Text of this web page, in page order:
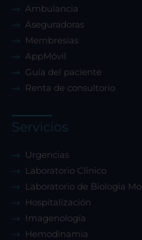
Ambulancia
Aseguradoras
Membresías
AppMóvil
Guía del paciente
Renta de consultorio
Servicios
Urgencias
Laboratorio Clínico
Laboratorio de Biología
Hospitalización
Imagenología
Hemodinamia